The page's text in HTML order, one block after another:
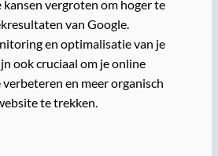
kansen vergroten om hoger te
van Google.
en optimalisatie van je
ook cruciaal om je online
en meer organisch
te trekken.